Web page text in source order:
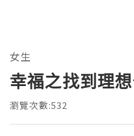
女生
幸福之找到理
瀏覽次數:532